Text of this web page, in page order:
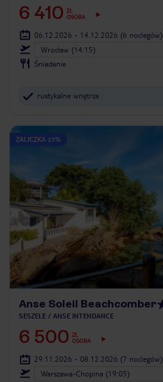
6 410 ZŁ
OSOBA
06.12.2026 - 14.12.2026 (6 noclegów)
Wrocław (14:15)
Śniadanie
rustykalne wnętrza
ZALICZKA 25%
Anse Soleil Beachcomber
SESZELE ANSE INTENDANCE
6 500 ZŁ
OSOBA
29.11.2026 - 08.12.2026 (7 noclegów)
Warszawa-Chopina (19:05)